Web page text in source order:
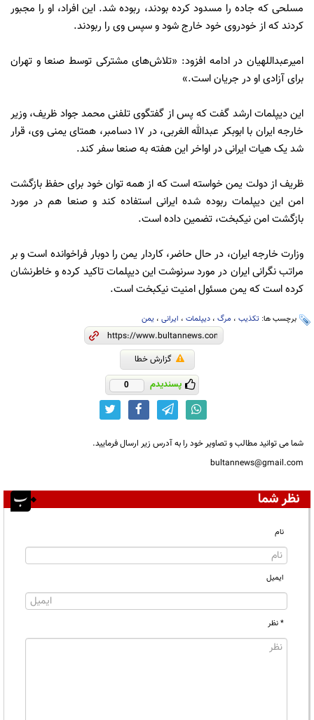
مسلحی که جاده را مسدود کرده بودند، ربوده شد. این افراد، او را مجبور
کردند که از خودروی خود خارج شود و سپس وی را ربودند.
امیرعبداللهیان در ادامه افزود: «تلاش‌های مشترکی توسط صنعا و تهران
برای آزادی او در جریان است.»
این دیپلمات ارشد گفت که پس از گفتگوی تلفنی محمد جواد ظریف، وزیر
خارجه ایران با ابوبکر عبدالله الغربی، در ۱۷ دسامبر، همتای یمنی وی، قرار
شد یک هیات ایرانی در اواخر این هفته به صنعا سفر کند.
ظریف از دولت یمن خواسته است که از همه توان خود برای حفظ بازگشت
امن این دیپلمات ربوده شده ایرانی استفاده کند و صنعا هم در مورد
بازگشت امن نیکبخت، تضمین داده است.
وزارت خارجه ایران، در حال حاضر، کاردار یمن را دوبار فراخوانده است و بر
مراتب نگرانی ایران در مورد سرنوشت این دیپلمات تاکید کرده و خاطرنشان
کرده است که یمن مسئول امنیت نیکبخت است.
برچسب ها: تکذیب ، مرگ ، دیپلمات ، ایرانی ، یمن
گزارش خطا
پسندیدم 0
شما می توانید مطالب و تصاویر خود را به آدرس زیر ارسال فرمایید.
bultannews@gmail.com
نظر شما
نام
ایمیل
* نظر